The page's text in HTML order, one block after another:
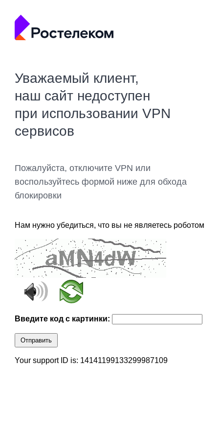
Уважаемый клиент,
наш сайт недоступен
при использовании VPN
сервисов
Пожалуйста, отключите VPN или
воспользуйтесь формой ниже для обхода
блокировки
Нам нужно убедиться, что вы не являетесь роботом
Введите код с картинки:
Отправить
Your support ID is: 14141199133299987109